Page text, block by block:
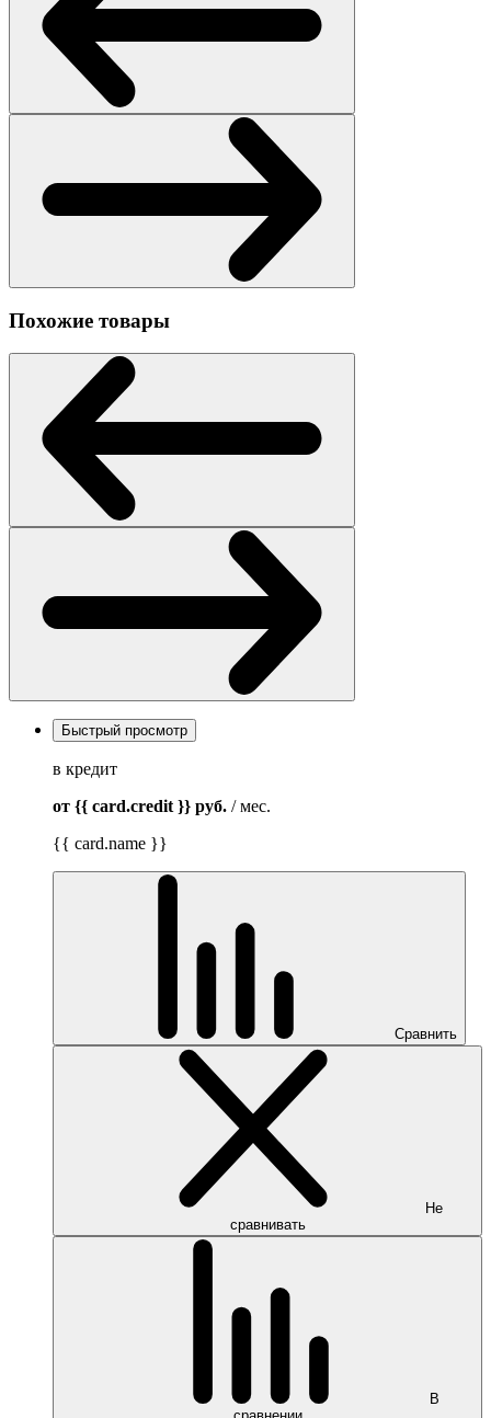
Похожие товары
Быстрый просмотр
в кредит
от {{ card.credit }} руб. / мес.
{{ card.name }}
Сравнить
Не
сравнивать
В